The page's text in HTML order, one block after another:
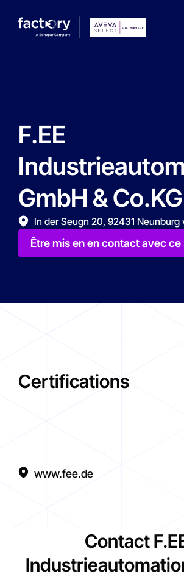
Qu'est-ce que vous cherchez ?
F.EE
GmbH & Co.KG
In der Seugn 20, 92431 Neunburg
Être mis en en contact avec ce
Certifications
www.fee.de
Contact